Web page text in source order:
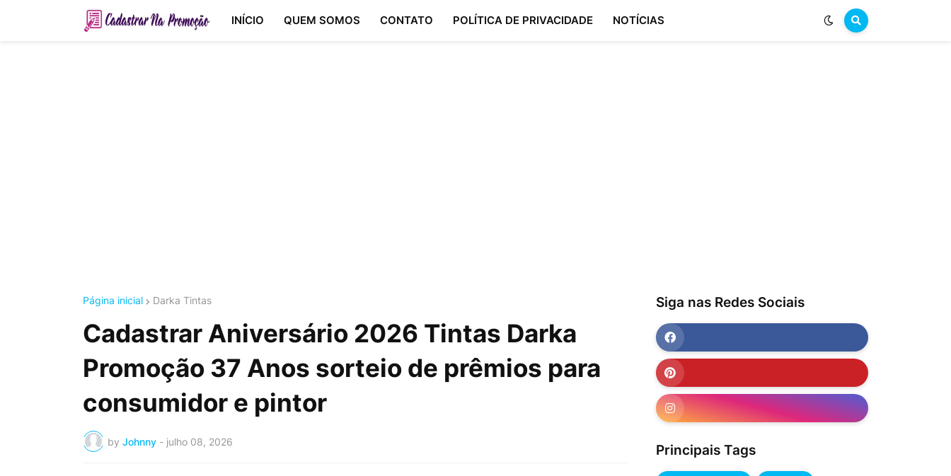
INÍCIO QUEM SOMOS CONTATO POLÍTICA DE PRIVACIDADE NOTÍCIAS
Página inicial Darka Tintas
Cadastrar Aniversário 2026 Tintas Darka
Promoção 37 Anos sorteio de prêmios para
consumidor e pintor
by Johnny - julho 08, 2026
Siga nas Redes Sociais
Principais Tags